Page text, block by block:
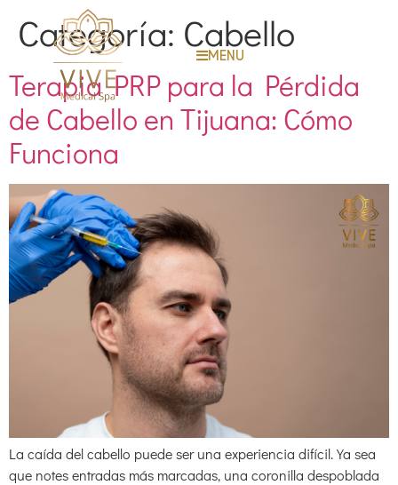
MENU
Categoría: Cabello
Terapia PRP para la Pérdida
de Cabello en Tijuana: Cómo
Funciona
La caída del cabello puede ser una experiencia difícil. Ya sea
que notes entradas más marcadas, una coronilla despoblada